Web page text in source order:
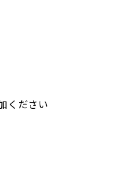
ください